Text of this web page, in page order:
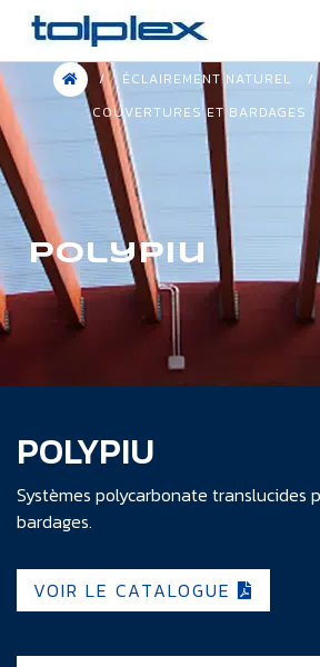
/ ÉCLAIREMENT NATUREL /
COUVERTURES ET BARDAGES
Polypiu
POLYPIU
Systèmes polycarbonate translucides
bardages.
VOIR LE CATALOGUE
Panneau de gestion des cookies